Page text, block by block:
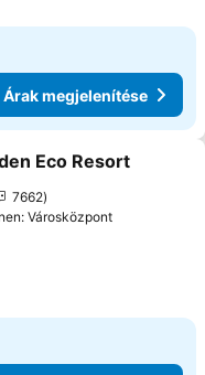
Árak megjelenítése
a kedvencekhez
Eco Resort
7662
Városközpont